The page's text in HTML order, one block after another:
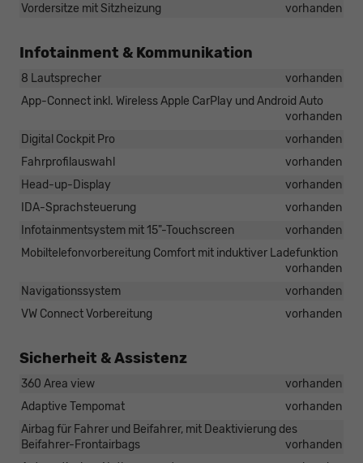
Vordersitze mit Sitzheizung
vorhanden
Infotainment & Kommunikation
8 Lautsprecher
vorhanden
App-Connect inkl. Wireless Apple CarPlay und Android Auto
vorhanden
Digital Cockpit Pro
vorhanden
Fahrprofilauswahl
vorhanden
Head-up-Display
vorhanden
IDA-Sprachsteuerung
vorhanden
Infotainmentsystem mit 15"-Touchscreen
vorhanden
Mobiltelefonvorbereitung Comfort mit induktiver Ladefunktion
vorhanden
Navigationssystem
vorhanden
VW Connect Vorbereitung
vorhanden
Sicherheit & Assistenz
360 Area view
vorhanden
Adaptive Tempomat
vorhanden
Airbag für Fahrer und Beifahrer, mit Deaktivierung des
Beifahrer-Frontairbags
vorhanden